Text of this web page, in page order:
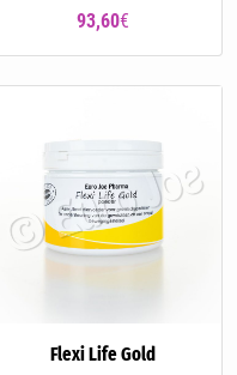
93,60€
Flexi Life Gold